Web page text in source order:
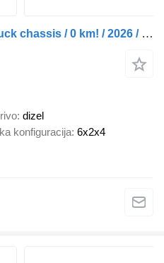
MAN TGM 26.320 6x2-4 / truck chassis / 0 km! / 2026 / steering axle
dizel
konfiguracija 6x2x4